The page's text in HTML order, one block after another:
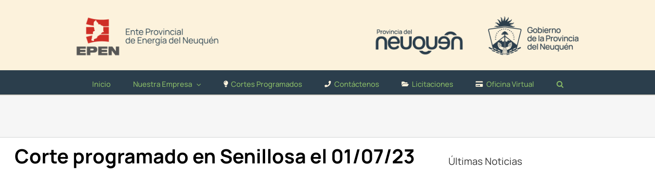
Inicio Nuestra Empresa Cortes Programados Contáctenos Licitaciones Oficina Virtual
Corte programado en Senillosa el 01/07/23 Últimas Noticias